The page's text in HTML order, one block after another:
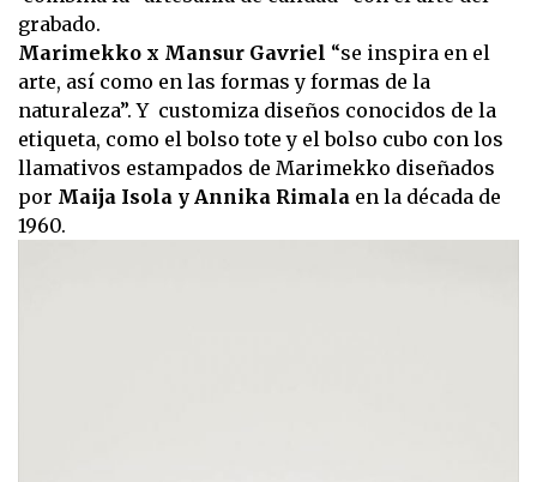
grabado.
Marimekko x Mansur Gavriel “se inspira en el
arte, así como en las formas y formas de la
naturaleza”. Y customiza diseños conocidos de la
etiqueta, como el bolso tote y el bolso cubo con los
llamativos estampados de Marimekko diseñados
por Maija Isola y Annika Rimala en la década de
1960.